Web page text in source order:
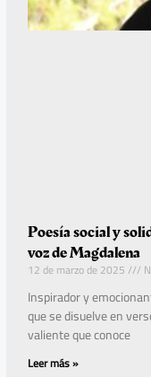
Poesía social y
voz de Magdalena
12 de marzo de 2025
Inspirador y
que se disuelve en
valiente que conoce
Leer más »